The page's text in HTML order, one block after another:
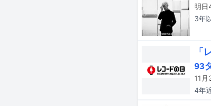
3年
「
93
4年